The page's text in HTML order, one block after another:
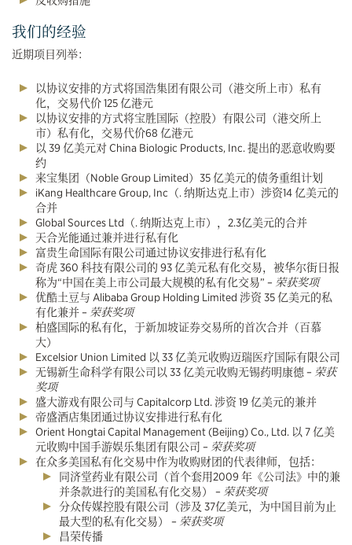
我们的经验
近期项目列举：
以协议安排的方式将国浩集团有限公司（港交所上市）私有
化，交易代价 125 亿港元
以协议安排的方式将宝胜国际（控股）有限公司（港交所上
市）私有化，交易代价68 亿港元
以 39 亿美元对 China Biologic Products, Inc. 提出的恶意收购要
约
来宝集团（Noble Group Limited）35 亿美元的债务重组计划
iKang Healthcare Group, Inc（. 纳斯达克上市）涉资14 亿美元的
合并
Global Sources Ltd（. 纳斯达克上市），2.3亿美元的合并
天合光能通过兼并进行私有化
富贵生命国际有限公司通过协议安排进行私有化
奇虎 360 科技有限公司的 93 亿美元私有化交易，被华尔街日报
称为“中国在美上市公司最大规模的私有化交易” – 荣获奖项
优酷土豆与 Alibaba Group Holding Limited 涉资 35 亿美元的私
有化兼并 – 荣获奖项
柏盛国际的私有化，于新加坡证券交易所的首次合并（百慕
大）
Excelsior Union Limited 以 33 亿美元收购迈瑞医疗国际有限公司
无锡新生命科学有限公司以 33 亿美元收购无锡药明康德 – 荣获
奖项
盛大游戏有限公司与 Capitalcorp Ltd. 涉资 19 亿美元的兼并
帝盛酒店集团通过协议安排进行私有化
Orient Hongtai Capital Management (Beijing) Co., Ltd. 以 7 亿美
元收购中国手游娱乐集团有限公司 – 荣获奖项
在众多美国私有化交易中作为收购财团的代表律师，包括：
同济堂药业有限公司（首个套用2009 年《公司法》中的兼
并条款进行的美国私有化交易） – 荣获奖项
分众传媒控股有限公司（涉及 37亿美元，为中国目前为止
最大型的私有化交易） – 荣获奖项
昌荣传播